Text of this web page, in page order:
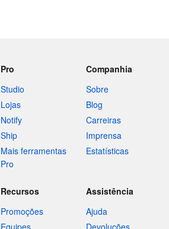
Pro
Studio
Lojas
Notify
Ship
Mais ferramentas
Pro
Companhia
Sobre
Blog
Carreiras
Imprensa
Estatísticas
Recursos
Promoções
Equipes
Assistência
Ajuda
Devoluções